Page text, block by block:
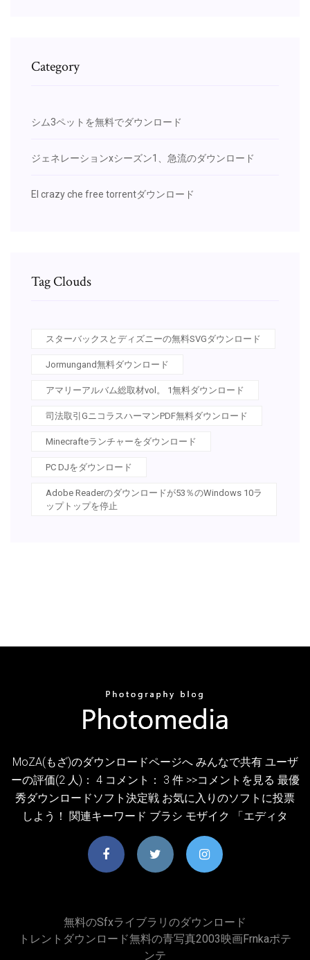
Category
シム3ペットを無料でダウンロード
ジェネレーションxシーズン1、急流のダウンロード
El crazy che free torrentダウンロード
Tag Clouds
スターバックスとディズニーの無料SVGダウンロード
Jormungand無料ダウンロード
アマリーアルバム総取材vol。 1無料ダウンロード
司法取引GニコラスハーマンPDF無料ダウンロード
Minecrafteランチャーをダウンロード
PC DJをダウンロード
Adobe Readerのダウンロードが53％のWindows 10ラ
ップトップを停止
MoZA(もざ)のダウンロードページへ みんなで共有 ユーザ
ーの評価(2 人)： 4 コメント： 3 件 >>コメントを見る 最優
秀ダウンロードソフト決定戦 お気に入りのソフトに投票
しよう！ 関連キーワード ブラシ モザイク 「エディタ
無料のsfxライブラリのダウンロード
トレントダウンロード無料の青写真2003映画frnkaポテ
ンテ